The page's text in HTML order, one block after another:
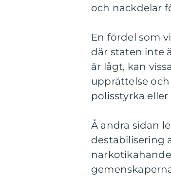
och nackdelar
En fördel som
där staten inte
är lågt, kan
upprättelse
polisstyrka
Å andra sidan
destabilisering